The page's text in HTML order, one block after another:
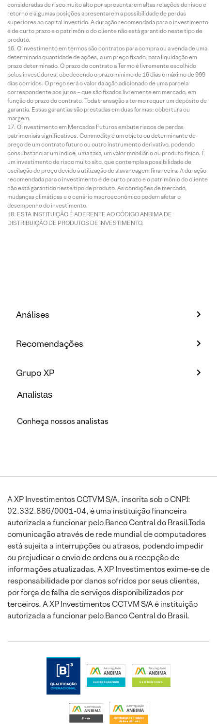
consideradas de risco muito alto por apresentarem altas relações de risco e
retorno e algumas posições apresentarem a possibilidade de perdas
superiores ao capital investido. A duração recomendada para o investimento
é de curto prazo e o patrimônio do cliente não está garantido neste tipo de
produto.
O investimento em termos são contratos para compra ou a venda de uma
determinada quantidade de ações, a um preço fixado, para liquidação em
prazo determinado. O prazo do contrato a Termo é livremente escolhido
pelos investidores, obedecendo o prazo mínimo de 16 dias e máximo de 999
dias corridos. O preço será o valor da ação adicionado de uma parcela
correspondente aos juros – que são fixados livremente em mercado, em
função do prazo do contrato. Toda transação a termo requer um depósito de
garantia. Essas garantias são prestadas em duas formas: cobertura ou
margem.
O investimento em Mercados Futuros embute riscos de perdas
patrimoniais significativos. Commodity é um objeto ou determinante de
preço de um contrato futuro ou outro instrumento derivativo, podendo
consubstanciar um índice, uma taxa, um valor mobiliário ou produto físico. É
um investimento de risco muito alto, que contempla a possibilidade de
oscilação de preço devido à utilização de alavancagem financeira. A duração
recomendada para o investimento é de curto prazo e o patrimônio do cliente
não está garantido neste tipo de produto. As condições de mercado,
mudanças climáticas e o cenário macroeconômico podem afetar o
desempenho do investimento.
ESTA INSTITUIÇÃO É ADERENTE AO CÓDIGO ANBIMA DE
DISTRIBUIÇÃO DE PRODUTOS DE INVESTIMENTO.
Análises
Recomendações
Grupo XP
Analistas
Conheça nossos analistas
A XP Investimentos CCTVM S/A, inscrita sob o CNPJ:
02.332.886/0001-04, é uma instituição financeira
autorizada a funcionar pelo Banco Central do Brasil.Toda
comunicação através de rede mundial de computadores
está sujeita a interrupções ou atrasos, podendo impedir
ou prejudicar o envio de ordens ou a recepção de
informações atualizadas. A XP Investimentos exime-se de
responsabilidade por danos sofridos por seus clientes,
por força de falha de serviços disponibilizados por
terceiros. A XP Investimentos CCTVM S/A é instituição
autorizada a funcionar pelo Banco Central do Brasil.